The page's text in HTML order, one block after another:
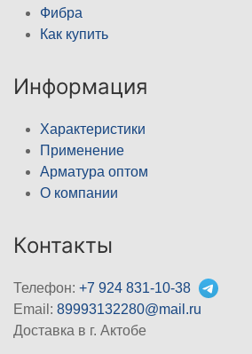
Фибра
Как купить
Информация
Характеристики
Применение
Арматура оптом
О компании
Контакты
Телефон: +7 924 831-10-38
Email: 89993132280@mail.ru
Доставка в г. Актобе